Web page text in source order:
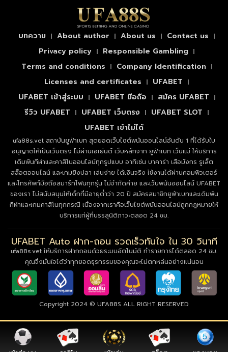
บทความ About author About us
Contact us
Privacy policy
Responsible Gambling
Terms and conditions
Company Identification
Licenses and certificates
UFABET
UFABET เข้าสู่ระบบ
UFABET มือถือ
สมัคร UFABET
รีวิว UFABET
UFABET เว็บตรง
UFABET SLOT
UFABET เข้าไม่ได้
ufa88s.vet สถาบันยูฟ่าเบท สุดยอดเว็บไซต์พนันออนไลน์อันดับ 1 ที่ได้รับใบ
อนุญาตให้เป็นเว็บตรง ไม่ผ่านเอเย่นต์ เว็บหลักจาก ยูฟ่าเบท เว็บแม่ ให้บริการ
เดิมพันกีฬาและคาสิโนออนไลน์ทุกรูปแบบ อาทิเช่น บาคาร่า เสือมังกร รูเล็ต
สล็อตออนไลน์ และเกมยิงปลา เล่นง่าย ได้เงินจริง ใช้งานได้ผ่านคอมพิวเตอร์
และโทรศัพท์มือถือสมาร์ทโฟนทุกรุ่น ไม่จำกัดค่าย และเว็บพนันออนไลน์ UFABET
ของเรา ไม่สนับสนุนให้เด็กที่มีอายุต่ำว่า 20 ปี สมัครสมาชิกยูฟ่าเบทและเดิมพัน
กีฬาและเกมคาสิโนทุกกรณี เนื่องจากเราคือเว็บไซต์พนันออนไลน์ถูกกฎหมายให้
บริการแก่ผู้ที่บรรลุนิติภาวะตลอด 24 ชม.
UFABET Auto ฝาก-ถอน รวดเร็วทันใจ ใน 30 วินาที
ufa88s.vet ให้บริการฝากถอนด้วยระบบอัตโนมัติ ทำรายการได้ตลอด 24 ชม.
คุณจึงมั่นใจได้ว่าทุกยอดธุรกรรมของคุณจะไม่ตกหล่นอย่างแน่นอน
Copyright 2024 © UFA88S ALL RIGHT RESERVED